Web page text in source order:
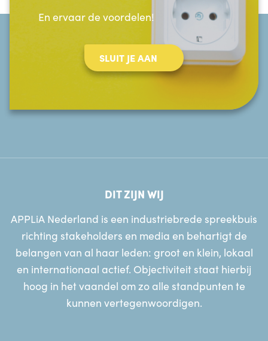
En ervaar de voordelen!
SLUIT JE AAN
DIT ZIJN WIJ
APPLiA Nederland is een industriebrede spreekbuis
richting stakeholders en media en behartigt de
belangen van al haar leden: groot en klein, lokaal
en internationaal actief. Objectiviteit staat hierbij
hoog in het vaandel om zo alle standpunten te
kunnen vertegenwoordigen.